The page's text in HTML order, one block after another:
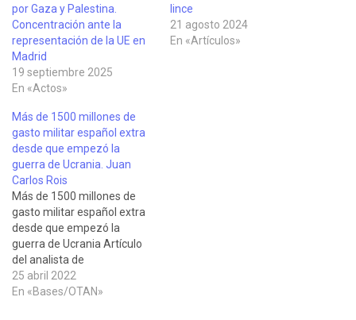
por Gaza y Palestina.
Concentración ante la
representación de la UE en
Madrid
19 septiembre 2025
En «Actos»
lince
21 agosto 2024
En «Artículos»
Más de 1500 millones de
gasto militar español extra
desde que empezó la
guerra de Ucrania. Juan
Carlos Rois
Más de 1500 millones de
gasto militar español extra
desde que empezó la
guerra de Ucrania Artículo
del analista de
presupuestos militares
Juan Carlos Rois publicado
25 abril 2022
En «Bases/OTAN»